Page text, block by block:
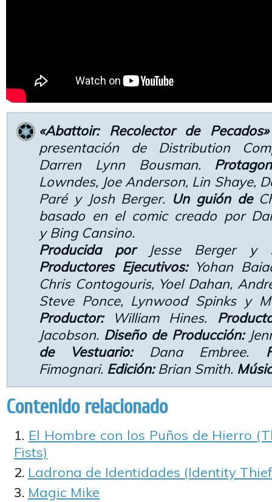
«Abattoir: Recolector de
presentación de Distribution
Darren Lynn Bousman.
Lowndes, Joe Anderson, Lin Shaye,
Paré y Josh Berger. Un guión de
basado en el comic creado por
y Bing Cansino.
Producida porJesse Berger y
Productores Ejecutivos:Yohan
Chris Contogouris, Yoel Dahan,
Steve Ponce, Lynwood Spinks y
Productor:William Hines.
Jacobson. Diseño de Producción:
de Vestuario:Dana Embree.
Fimognari. Edición:Brian Smith.
Contenido relacionado
El Hombre con los Puños de Hierro
Fists)
Ladrona de Identidades (Identity
Magic Mike